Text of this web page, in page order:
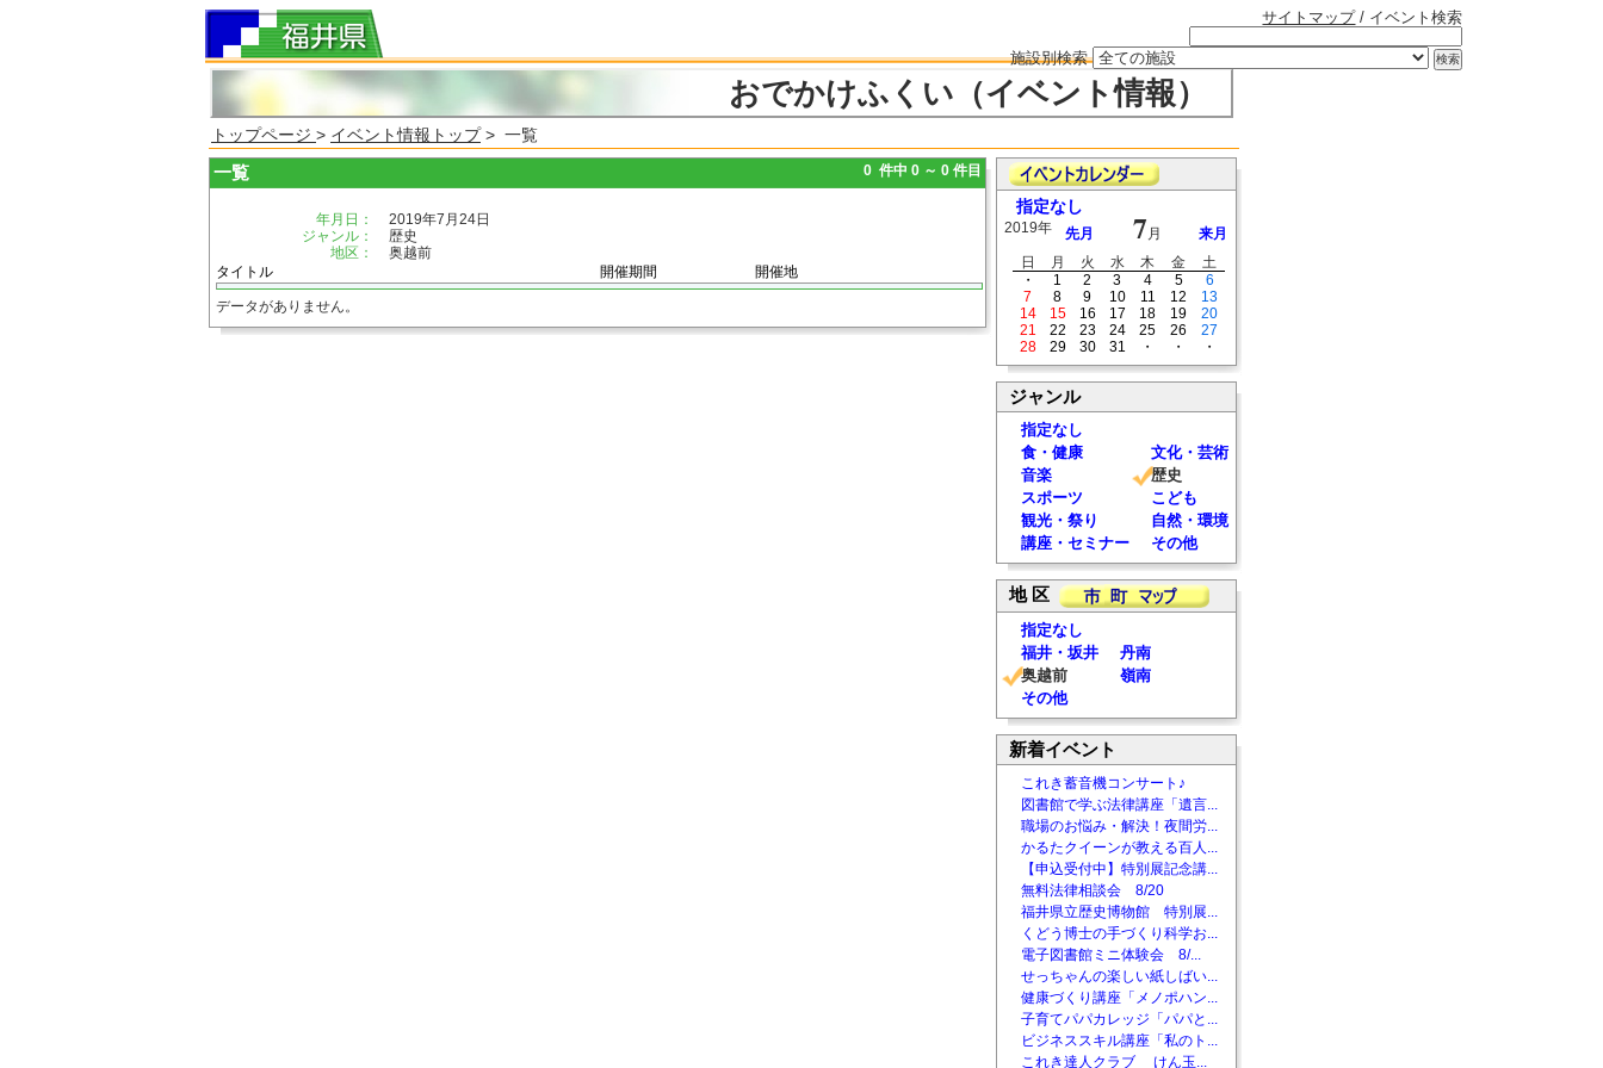
サイトマップ/ イベント検索
施設別検索
おでかけふくい（イベント情報）
トップページ > イベント情報トップ> 一覧
一覧 0 件中 0 ～ 0 件目
年月日：
2019年7月24日
ジャンル：
歴史
地区：
奥越前
タイトル
開催期間 開催地
データがありません。
指定なし
2019年 先月 7 月
来月
日
月 火 水 木 金
土
・
1 2 3 4 5
6
7
8 9 10 11 12
13
14
15 16 17 18 19
20
21
22 23 24 25 26
27
28
29 30 31 ・ ・ ・
ジャンル
指定なし
食・健康
文化・芸術
音楽
歴史
スポーツ
こども
観光・祭り
自然・環境
講座・セミナー
その他
地 区
指定なし
福井・坂井
丹南
奥越前
嶺南
その他
新着イベント
これき蓄音機コンサート♪
図書館で学ぶ法律講座「遺言...
職場のお悩み・解決！夜間労...
かるたクイーンが教える百人...
【申込受付中】特別展記念講...
無料法律相談会 8/20
福井県立歴史博物館 特別展...
くどう博士の手づくり科学お...
電子図書館ミニ体験会 8/...
せっちゃんの楽しい紙しばい...
健康づくり講座「メノポハン...
子育てパパカレッジ「パパと...
ビジネススキル講座「私のト...
これき達人クラブ けん玉...